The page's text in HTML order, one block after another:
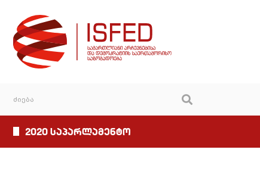
2020 საპარლამენტო